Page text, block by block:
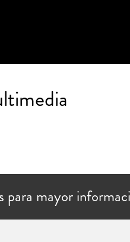
para mayor